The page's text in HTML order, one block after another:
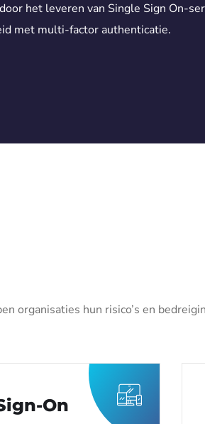
het leveren van Single Sign On-
met multi-factor authenticatie.
organisaties hun risico’s en
On